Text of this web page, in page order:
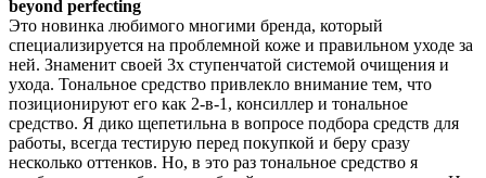
beyond perfecting
Это новинка любимого многими бренда, который
специализируется на проблемной коже и правильном уходе за
ней. Знаменит своей 3х ступенчатой системой очищения и
ухода. Тональное средство привлекло внимание тем, что
позиционируют его как 2-в-1, консиллер и тональное
средство. Я дико щепетильна в вопросе подбора средств для
работы, всегда тестирую перед покупкой и беру сразу
несколько оттенков. Но, в это раз тональное средство я